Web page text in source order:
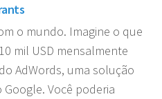
o mundo. Imagine o que
mil USD mensalmente
AdWords, uma solução
Você poderia